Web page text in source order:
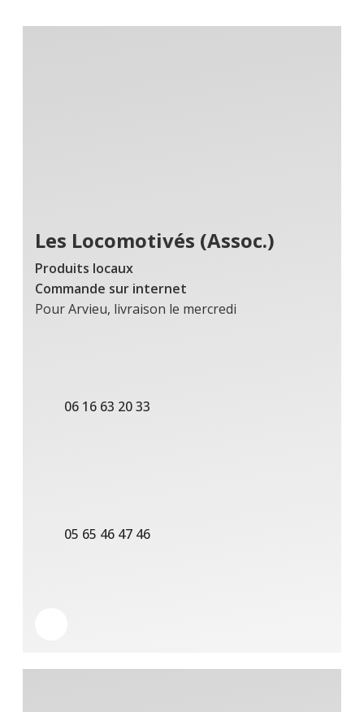
Les Locomotivés (Assoc.)
Produits locaux
Commande sur internet
Pour Arvieu, livraison le mercredi
06 16 63 20 33
05 65 46 47 46